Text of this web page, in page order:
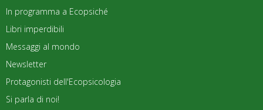
In programma a Ecopsiché
Libri imperdibili
Messaggi al mondo
Newsletter
Protagonisti dell'Ecopsicologia
Si parla di noi!